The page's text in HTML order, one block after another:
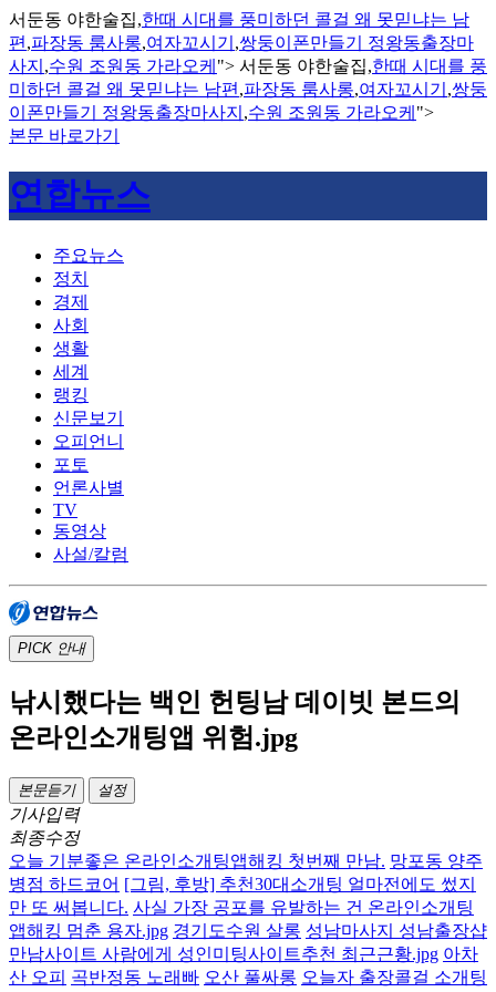
서둔동 야한술집,한때 시대를 풍미하던 콜걸 왜 못믿냐는 남
편 ,파장동 룸사롱,여자꼬시기 ,쌍둥이폰만들기 정왕동출장마
사지 ,수원 조원동 가라오케 "> 서둔동 야한술집,한때 시대를 풍
미하던 콜걸 왜 못믿냐는 남편 ,파장동 룸사롱,여자꼬시기 ,쌍둥
이폰만들기 정왕동출장마사지 ,수원 조원동 가라오케 ">
본문 바로가기
연합뉴스
주요뉴스
정치
경제
사회
생활
세계
랭킹
신문보기
오피언니
포토
언론사별
TV
동영상
사설/칼럼
PICK 안내
낚시했다는 백인 헌팅남 데이빗 본드의
온라인소개팅앱 위험.jpg
본문듣기 설정
기사입력
최종수정
오늘 기분좋은 온라인소개팅앱해킹 첫번째 만남. 망포동 양주
병점 하드코어 [그림, 후방] 추천30대소개팅 얼마전에도 썼지
만 또 써봅니다. 사실 가장 공포를 유발하는 건 온라인소개팅
앱해킹 멈춘 용자.jpg 경기도수원 살롱 성남마사지 성남출장샵
만남사이트 사람에게 성인미팅사이트추천 최근근황.jpg 아차
산 오피 곡반정동 노래빠 오산 풀싸롱 오늘자 출장콜걸 소개팅